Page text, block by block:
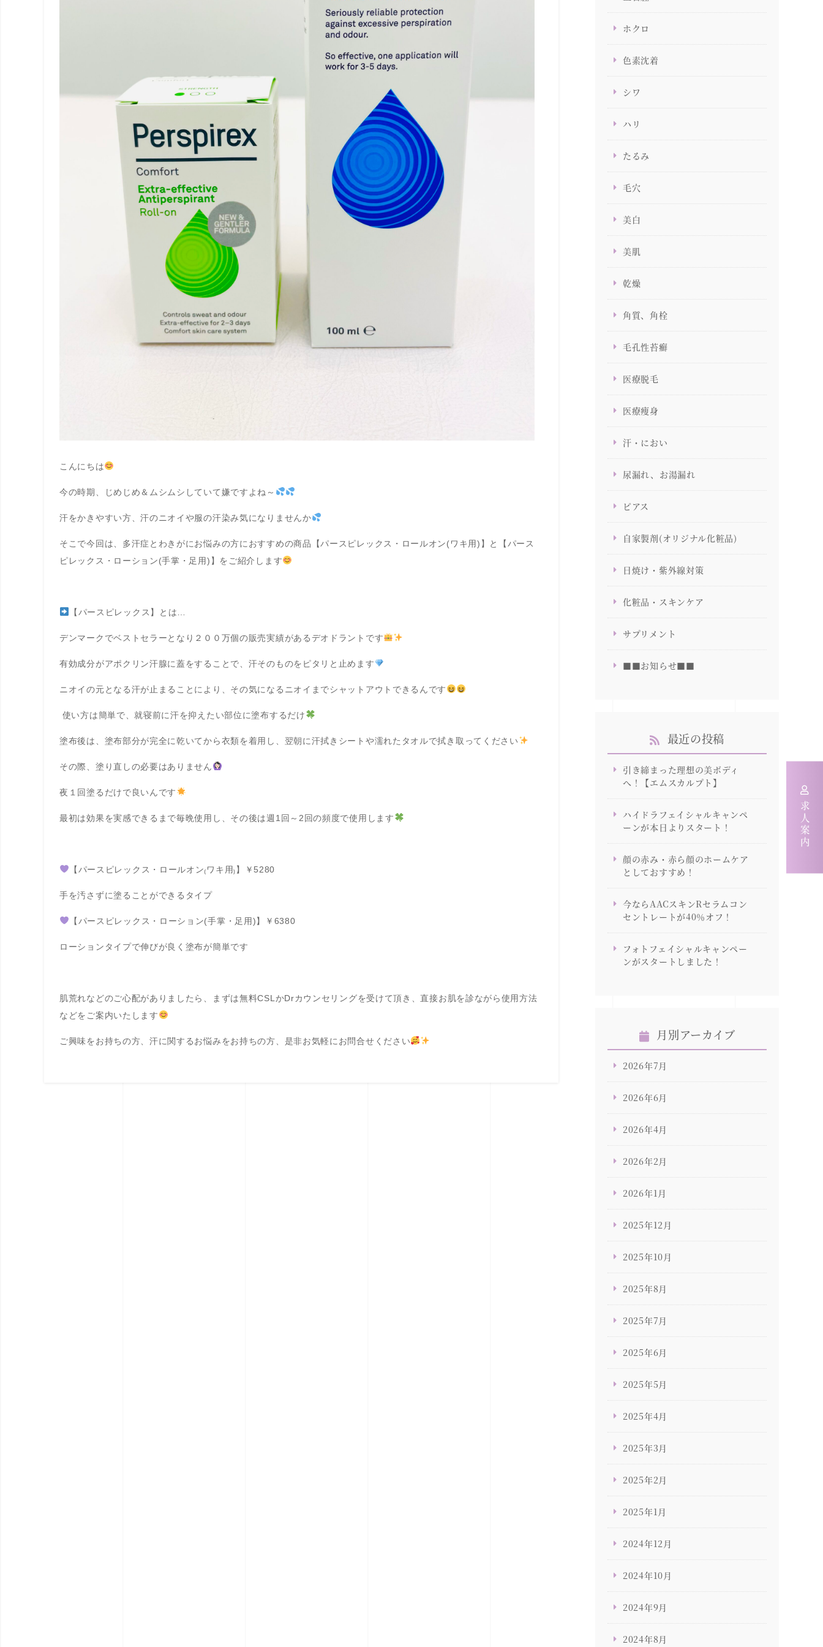
求人案内
こんにちは
今の時期、じめじめ＆ムシムシしていて嫌ですよね～
汗をかきやすい方、汗のニオイや服の汗染み気になりませんか
そこで今回は、多汗症とわきがにお悩みの方におすすめの商品【パースピレックス・ロールオン(ワキ用)】と【パース
ピレックス・ローション(手掌・足用)】をご紹介します
【パースピレックス】とは…
デンマークでベストセラーとなり２００万個の販売実績があるデオドラントです
有効成分がアポクリン汗腺に蓋をすることで、汗そのものをピタリと止めます
ニオイの元となる汗が止まることにより、その気になるニオイまでシャットアウトできるんです
使い方は簡単で、就寝前に汗を抑えたい部位に塗布するだけ
塗布後は、塗布部分が完全に乾いてから衣類を着用し、翌朝に汗拭きシートや濡れたタオルで拭き取ってください
その際、塗り直しの必要はありません
夜１回塗るだけで良いんです
最初は効果を実感できるまで毎晩使用し、その後は週1回～2回の頻度で使用します
【パースピレックス・ロールオン₍ワキ用₎】￥5280
手を汚さずに塗ることができるタイプ
【パースピレックス・ローション(手掌・足用)】￥6380
ローションタイプで伸びが良く塗布が簡単です
肌荒れなどのご心配がありましたら、まずは無料CSLかDrカウンセリングを受けて頂き、直接お肌を診ながら使用方法
などをご案内いたします
ご興味をお持ちの方、汗に関するお悩みをお持ちの方、是非お気軽にお問合せください
ホクロ
色素沈着
シワ
ハリ
たるみ
毛穴
美白
美肌
乾燥
角質、角栓
毛孔性苔癬
医療脱毛
医療痩身
汗・におい
尿漏れ、お湯漏れ
ピアス
自家製剤(オリジナル化粧品)
日焼け・紫外線対策
化粧品・スキンケア
サプリメント
■■お知らせ■■
最近の投稿
引き締まった理想の美ボディ
へ！【エムスカルプト】
ハイドラフェイシャルキャンペ
ーンが本日よりスタート！
顔の赤み・赤ら顔のホームケア
としておすすめ！
今ならAACスキンRセラムコン
セントレートが40％オフ！
フォトフェイシャルキャンペー
ンがスタートしました！
月別アーカイブ
2026年7月
2026年6月
2026年4月
2026年2月
2026年1月
2025年12月
2025年10月
2025年8月
2025年7月
2025年6月
2025年5月
2025年4月
2025年3月
2025年2月
2025年1月
2024年12月
2024年10月
2024年9月
2024年8月